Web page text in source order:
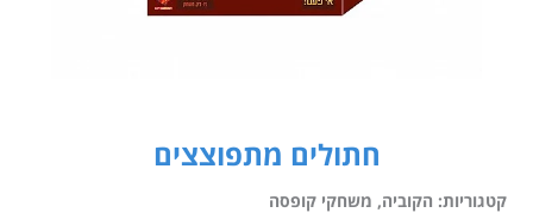
חתולים מתפוצצים
קטגוריות: הקוביה, משחקי קופסה